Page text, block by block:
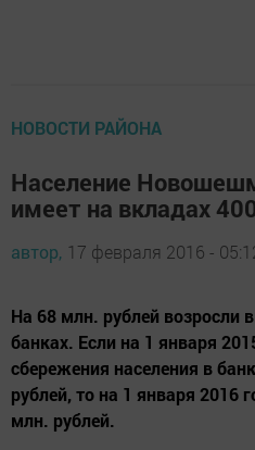
НОВОСТИ РАЙОНА
Население
имеет на вкладах
автор, 17 февраля 2016 -
На 68 млн. рублей возросли
банках. Если на 1 января
сбережения населения в
рублей, то на 1 января 2016
млн. рублей.